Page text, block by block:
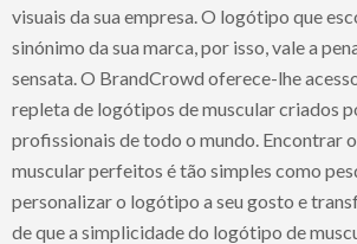
visuais da sua empresa. O logótipo que
sinónimo da sua marca, por isso, vale a
sensata. O BrandCrowd oferece-lhe
repleta de logótipos de muscular criados
profissionais de todo o mundo. Encontrar
muscular perfeitos é tão simples como
personalizar o logótipo a seu gosto e
de que a simplicidade do logótipo de